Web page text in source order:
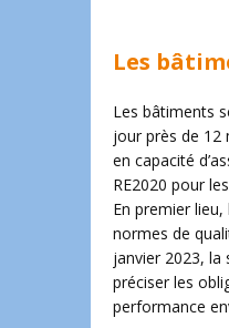
Les
Les bâtiments
jour près de 12
en capacité
RE2020 pour
En premier
normes de
janvier 2023, la
préciser les
performance